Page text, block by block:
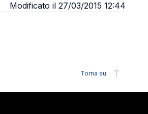
Modificato il 27/03/2015 12:44
Torna su